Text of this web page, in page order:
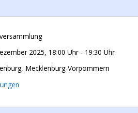
2025, 18:00 Uhr- 19:30 Uhr
Mecklenburg-Vorpommern